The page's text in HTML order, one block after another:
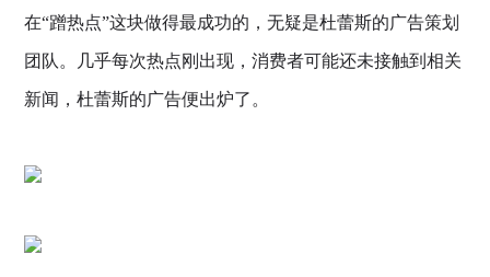
在“蹭热点”这块做得最成功的，无疑是杜蕾斯的广告策划
团队。几乎每次热点刚出现，消费者可能还未接触到相关
新闻，杜蕾斯的广告便出炉了。